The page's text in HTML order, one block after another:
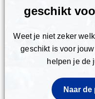
geschikt
Weet je niet zeker
geschikt is voor
helpen je de
Naar